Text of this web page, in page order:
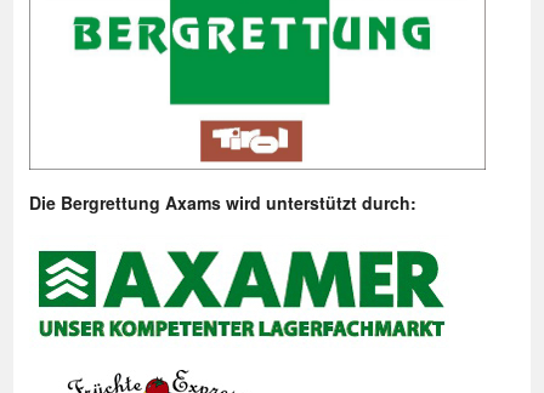
Die Bergrettung Axams wird unterstützt durch: